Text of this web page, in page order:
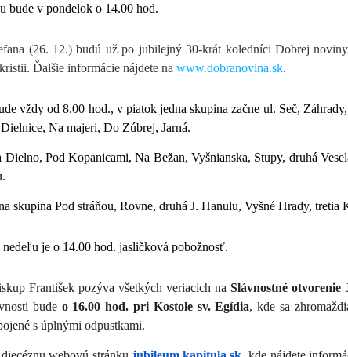
bude v pondelok o 14.00 hod.
(26. 12.) budú už po jubilejný 30-krát koledníci Dobrej
Ďalšie informácie nájdete nawww.dobranovina.sk.
vždy od 8.00 hod., v piatok jedna skupina začne ul. Seč,
Na majeri, Do Zúbrej, Jarná.
Dielno, Pod Kopanicami, Na Bežan, Vyšnianska, Stupy, druhá
skupina Pod stráňou, Rovne, druhá J. Hanulu, Vyšné Hrady, tretia
nedeľu je o 14.00 hod. jasličková pobožnosť.
František pozýva všetkých veriacich na Slávnostné otvorenie
bude o 16.00 hod. pri Kostole sv. Egídia, kde sa
s úplnými odpustkami.